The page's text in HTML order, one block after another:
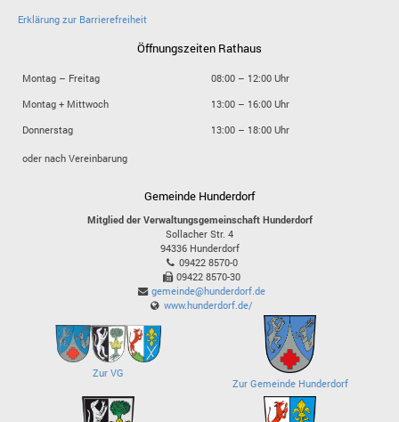
Erklärung zur Barrierefreiheit
Öffnungszeiten Rathaus
Montag – Freitag
08:00 – 12:00 Uhr
Montag + Mittwoch
13:00 – 16:00 Uhr
Donnerstag
13:00 – 18:00 Uhr
oder nach Vereinbarung
Gemeinde Hunderdorf
Mitglied der Verwaltungsgemeinschaft Hunderdorf
Sollacher Str. 4
94336 Hunderdorf
09422 8570-0
09422 8570-30
gemeinde@hunderdorf.de
www.hunderdorf.de/
Zur VG
Zur Gemeinde Hunderdorf